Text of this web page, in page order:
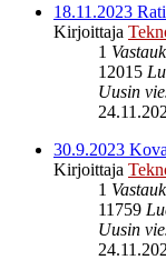
18.11.2023
Kirjoittaja
1
12015
Uusin
30.9.2023
Kirjoittaja
1
11759
Uusin